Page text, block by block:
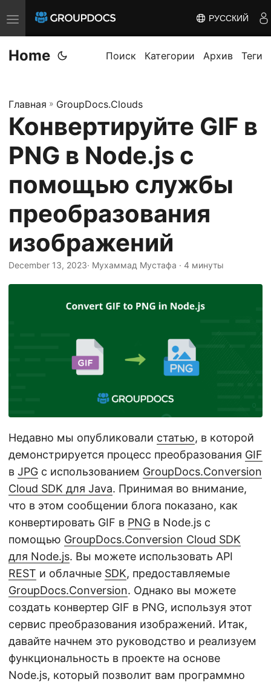
T
o
g
e
n
v
g
a
t
i
РУССКИЙ
Home Поиск Категории Архив Теги
Главная » GroupDocs.Clouds
Конвертируйте GIF в
PNG в Node.js с
помощью службы
преобразования
изображений
December 13, 2023· Мухаммад Мустафа · 4 минуты
Недавно мы опубликовали статью, в которой
демонстрируется процесс преобразования GIF
в JPG с использованием GroupDocs.Conversion
Cloud SDK для Java. Принимая во внимание,
что в этом сообщении блога показано, как
конвертировать GIF в PNG в Node.js с
помощью GroupDocs.Conversion Cloud SDK
для Node.js. Вы можете использовать API
REST и облачные SDK, предоставляемые
GroupDocs.Conversion. Однако вы можете
создать конвертер GIF в PNG, используя этот
сервис преобразования изображений. Итак,
давайте начнем это руководство и реализуем
функциональность в проекте на основе
Node.js, который позволит вам программно